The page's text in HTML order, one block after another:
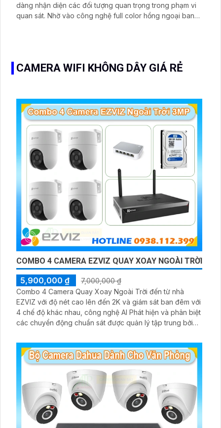
dàng nhận diện các đối tượng quan trọng trong phạm vi
quan sát. Nhờ vào công nghệ full color hồng ngoại ban
CAMERA WIFI KHÔNG DÂY GIÁ RẺ
COMBO 4 CAMERA EZVIZ QUAY XOAY NGOÀI TRỜI
5,900,000 ₫
7,000,000 ₫
Combo 4 Camera Quay Xoay Ngoài Trời đến từ nhà
EZVIZ với độ nét cao lên đến 2K và giám sát ban đêm với
4 chế độ khác nhau, công nghệ AI Phát hiện và phân biệt
các chuyển động chuẩn sát được quản lý tập trung bởi